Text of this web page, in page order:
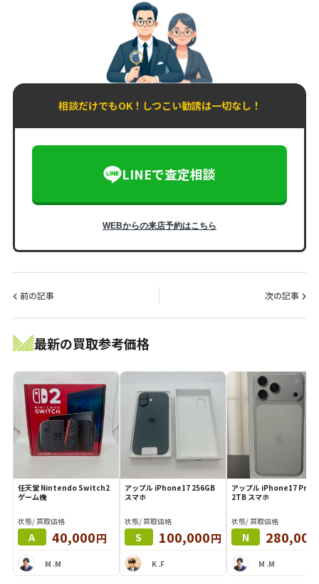
相談だけでもOK！しつこい勧誘は一切なし！
LINEで査定相談
WEBからの来店予約はこちら
前の記事 次の記事
最新の買取参考価格
任天堂 Nintendo Switch2
ゲーム機
状態/ 買取価格
A 40,000円
M .M
アップル iPhone17 256GB
スマホ
状態/ 買取価格
S 100,000円
K .F
アップル iPhone17 Pro
2TB スマホ
状態/ 買取価格
N 280,000
M .M